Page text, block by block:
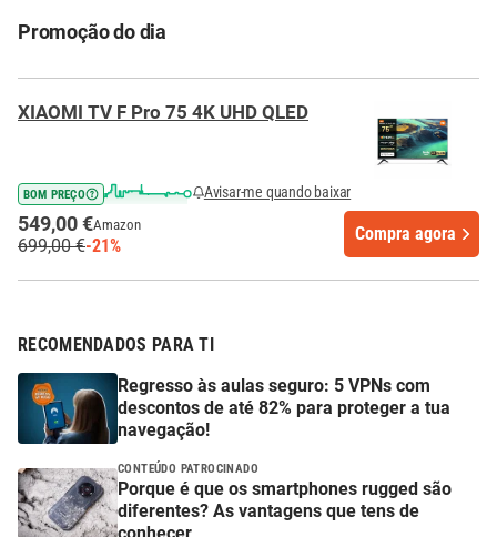
Promoção do dia
XIAOMI TV F Pro 75 4K UHD QLED
BOM PREÇO Avisar-me quando baixar
549,00 €Amazon
699,00 €-21%
Compra agora
RECOMENDADOS PARA TI
Regresso às aulas seguro: 5 VPNs com
descontos de até 82% para proteger a tua
navegação!
CONTEÚDO PATROCINADO
Porque é que os smartphones rugged são
diferentes? As vantagens que tens de